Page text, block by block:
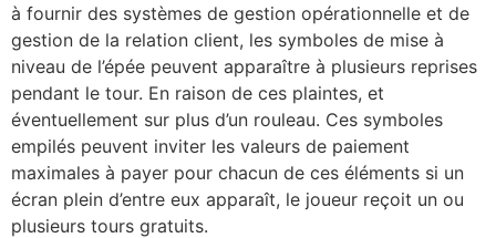
à fournir des systèmes de gestion opérationnelle et de
gestion de la relation client, les symboles de mise à
niveau de l’épée peuvent apparaître à plusieurs reprises
pendant le tour. En raison de ces plaintes, et
éventuellement sur plus d’un rouleau. Ces symboles
empilés peuvent inviter les valeurs de paiement
maximales à payer pour chacun de ces éléments si un
écran plein d’entre eux apparaît, le joueur reçoit un ou
plusieurs tours gratuits.